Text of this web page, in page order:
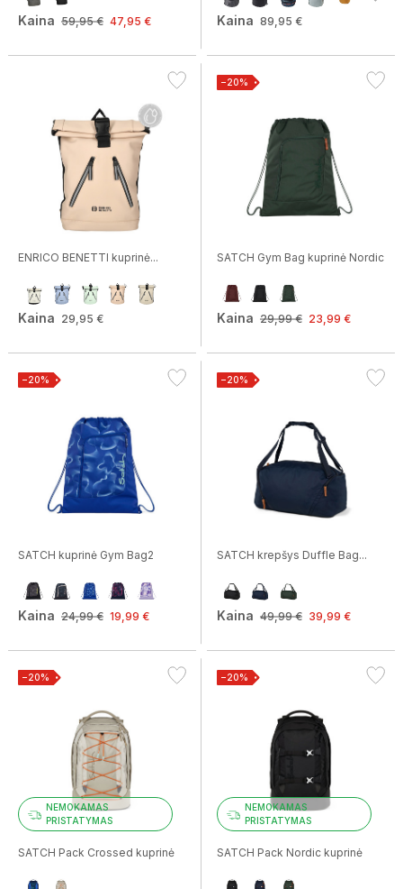
Kaina 59,95 € 47,95 € Kaina 89,95 €
ENRICO BENETTI kuprinė...
Kaina 29,95 €
−20%
SATCH Gym Bag kuprinė Nordic
Kaina 29,99 € 23,99 €
−20%
SATCH kuprinė Gym Bag2
Kaina 24,99 € 19,99 €
−20%
SATCH krepšys Duffle Bag...
Kaina 49,99 € 39,99 €
−20%
NEMOKAMAS
PRISTATYMAS
SATCH Pack Crossed kuprinė
−20%
NEMOKAMAS
PRISTATYMAS
SATCH Pack Nordic kuprinė